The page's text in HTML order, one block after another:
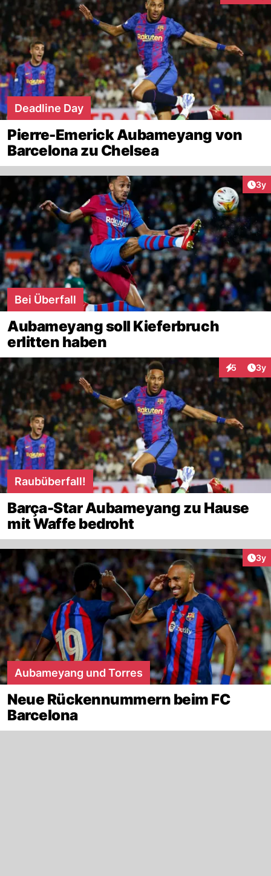
Deadline Day
Pierre-Emerick Aubameyang von
Barcelona zu Chelsea
3y
Bei Überfall
Aubameyang soll Kieferbruch
erlitten haben
5 3y
Raubüberfall!
Barça-Star Aubameyang zu Hause
mit Waffe bedroht
3y
Aubameyang und Torres
Neue Rückennummern beim FC
Barcelona